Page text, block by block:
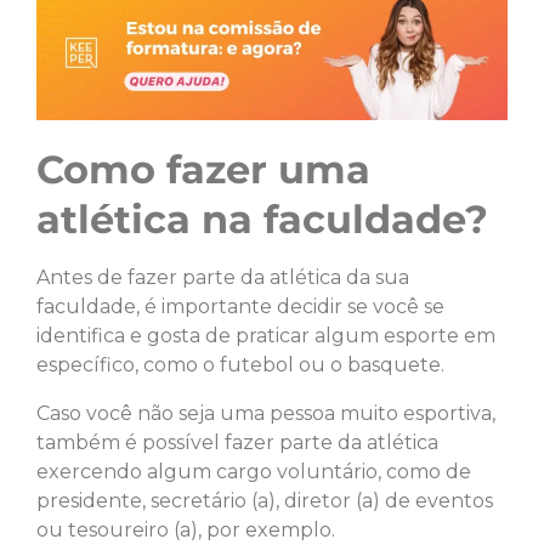
Como fazer uma
atlética na faculdade?
Antes de fazer parte da atlética da sua
faculdade, é importante decidir se você se
identifica e gosta de praticar algum esporte em
específico, como o futebol ou o basquete.
Caso você não seja uma pessoa muito esportiva,
também é possível fazer parte da atlética
exercendo algum cargo voluntário, como de
presidente, secretário (a), diretor (a) de eventos
ou tesoureiro (a), por exemplo.